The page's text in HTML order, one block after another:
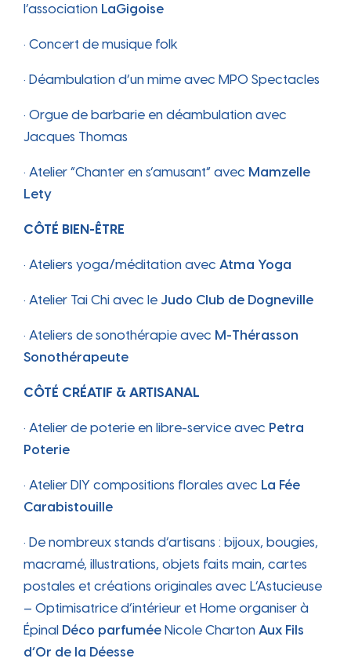
l’association LaGigoise
• Concert de musique folk
• Déambulation d’un mime avec MPO Spectacles
• Orgue de barbarie en déambulation avec
Jacques Thomas
• Atelier “Chanter en s’amusant” avec Mamzelle
Lety
CÔTÉ BIEN-ÊTRE
• Ateliers yoga/méditation avec Atma Yoga
• Atelier Tai Chi avec le Judo Club de Dogneville
• Ateliers de sonothérapie avec M-Thérasson
Sonothérapeute
CÔTÉ CRÉATIF & ARTISANAL
• Atelier de poterie en libre-service avec Petra
Poterie
• Atelier DIY compositions florales avec La Fée
Carabistouille
• De nombreux stands d’artisans : bijoux, bougies,
macramé, illustrations, objets faits main, cartes
postales et créations originales avec L’Astucieuse
– Optimisatrice d’intérieur et Home organiser à
Épinal Déco parfumée Nicole Charton Aux Fils
d’Or de la Déesse